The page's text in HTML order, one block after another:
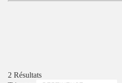
2 Résultats